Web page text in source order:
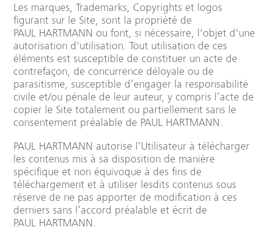
Les marques, Trademarks, Copyrights et logos
figurant sur le Site, sont la propriété de
PAUL HARTMANN ou font, si nécessaire, l'objet d'une
autorisation d'utilisation. Tout utilisation de ces
éléments est susceptible de constituer un acte de
contrefaçon, de concurrence déloyale ou de
parasitisme, susceptible d’engager la responsabilité
civile et/ou pénale de leur auteur, y compris l’acte de
copier le Site totalement ou partiellement sans le
consentement préalable de PAUL HARTMANN.
PAUL HARTMANN autorise l’Utilisateur à télécharger
les contenus mis à sa disposition de manière
spécifique et non équivoque à des fins de
téléchargement et à utiliser lesdits contenus sous
réserve de ne pas apporter de modification à ces
derniers sans l’accord préalable et écrit de
PAUL HARTMANN.